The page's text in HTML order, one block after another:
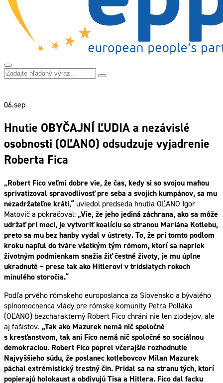
06.sep
Hnutie OBYČAJNÍ ĽUDIA a nezávislé
osobnosti (OĽANO) odsudzuje vyjadrenie
Roberta Fica
„Robert Fico veľmi dobre vie, že čas, kedy si so svojou mafiou
sprivatizoval spravodlivosť pre seba a svojich kumpánov, sa mu
nezadržateľne kráti,“ uviedol predseda hnutia OĽANO Igor
Matovič a pokračoval: „Vie, že jeho jediná záchrana, ako sa môže
udržať pri moci, je vytvoriť koalíciu so stranou Mariána Kotlebu,
preto sa mu bez hanby vydal v ústrety. To, že pri tomto podlom
kroku napľul do tváre všetkým tým rómom, ktorí sa napriek
životným podmienkam snažia žiť čestné životy, je mu úplne
ukradnuté – prese tak ako Hitlerovi v tridsiatych rokoch
minulého storočia.“
Podľa prvého rómskeho europoslanca za Slovensko a bývalého
splnomocnenca vlády pre rómske komunity Petra Polláka
(OĽANO) bezcharakterný Robert Fico chráni nie len zlodejov, ale
aj fašistov. „Tak ako Mazurek nemá nič spoločné
s kresťanstvom, tak ani Fico nemá nič spoločné so sociálnou
demokraciou. Robert Fico poprel včerajšie rozhodnutie
Najvyššieho súdu, že poslanec kotlebovcov Milan Mazurek
páchal extrémistický trestný čin. Pridal sa na stranu tých, ktorí
popierajú holokaust a obdivujú Tisa a Hitlera. Fico dal facku